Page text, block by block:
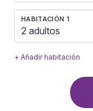
HABITACIÓN 1
2 adultos
+ Añadir habitación